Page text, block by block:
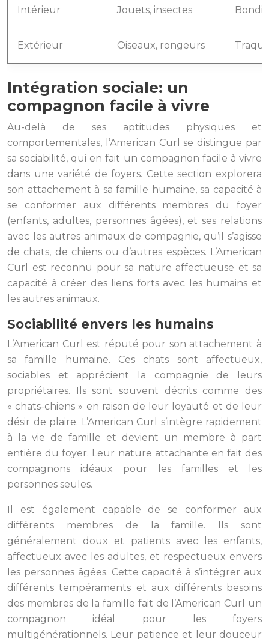
Intérieur Jouets, insectes
Extérieur Oiseaux, rongeurs
Intégration sociale: un
compagnon facile à vivre
Au-delà de ses aptitudes physiques et
comportementales, l’American Curl se distingue par
sa sociabilité, qui en fait un compagnon facile à vivre
dans une variété de foyers. Cette section explorera
son attachement à sa famille humaine, sa capacité à
se conformer aux différents membres du foyer
(enfants, adultes, personnes âgées), et ses relations
avec les autres animaux de compagnie, qu’il s’agisse
de chats, de chiens ou d’autres espèces. L’American
Curl est reconnu pour sa nature affectueuse et sa
capacité à créer des liens forts avec les humains et
les autres animaux.
Sociabilité envers les humains
L’American Curl est réputé pour son attachement à
sa famille humaine. Ces chats sont affectueux,
sociables et apprécient la compagnie de leurs
propriétaires. Ils sont souvent décrits comme des
« chats-chiens » en raison de leur loyauté et de leur
désir de plaire. L’American Curl s’intègre rapidement
à la vie de famille et devient un membre à part
entière du foyer. Leur nature attachante en fait des
compagnons idéaux pour les familles et les
personnes seules.
Il est également capable de se conformer aux
différents membres de la famille. Ils sont
généralement doux et patients avec les enfants,
affectueux avec les adultes, et respectueux envers
les personnes âgées. Cette capacité à s’intégrer aux
différents tempéraments et aux différents besoins
des membres de la famille fait de l’American Curl un
compagnon idéal pour les foyers
multigénérationnels. Leur patience et leur douceur